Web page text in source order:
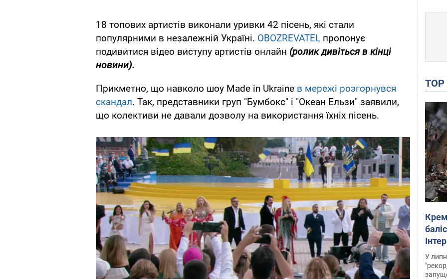
18 топових артистів виконали уривки 42 пісень, які стали
популярними в незалежній Україні. OBOZREVATEL пропонує
подивитися відео виступу артистів онлайн (ролик дивіться в кінці
новини).
Прикметно, що навколо шоу Made in Ukraine в мережі розгорнувся
скандал. Так, представники груп "Бумбокс" і "Океан Ельзи" заявили,
що колективи не давали дозволу на використання їхніх пісень.
У